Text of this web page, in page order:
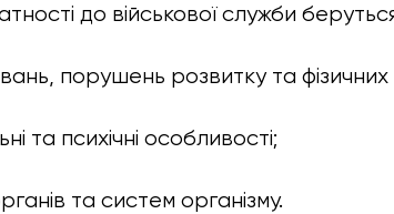
до військової служби
порушень розвитку та фізичних
та психічні особливості;
та систем організму.